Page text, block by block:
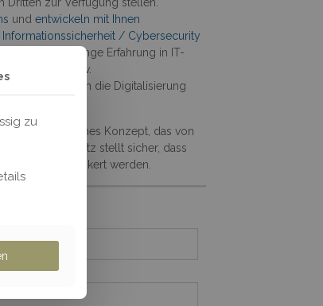
undentwickeln mit Ihnen
/ Cybersecurity
haben jahrelange Erfahrung in IT-
und effektiv.
, um die Digitalisierung
ein ganzheitliches Konzept, das von
Unser Ansatz stellt sicher, dass
verankert werden.
zu